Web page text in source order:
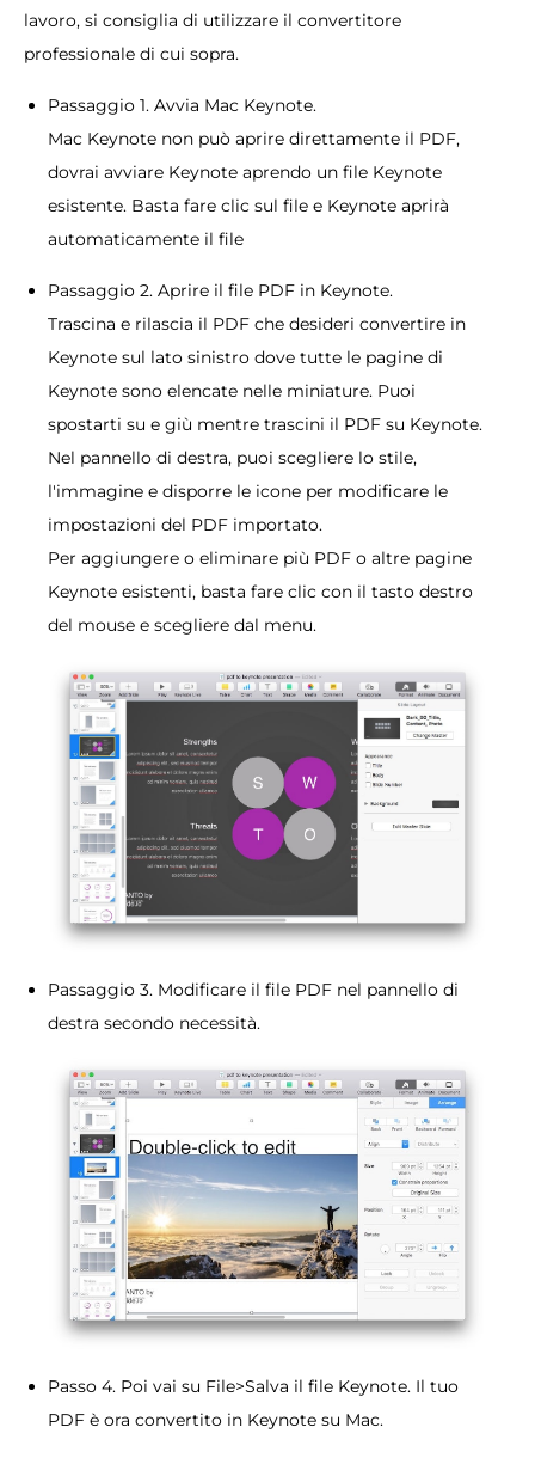
lavoro, si consiglia di utilizzare il convertitore
professionale di cui sopra.
Passaggio 1. Avvia Mac Keynote.
Mac Keynote non può aprire direttamente il PDF,
dovrai avviare Keynote aprendo un file Keynote
esistente. Basta fare clic sul file e Keynote aprirà
automaticamente il file
Passaggio 2. Aprire il file PDF in Keynote.
Trascina e rilascia il PDF che desideri convertire in
Keynote sul lato sinistro dove tutte le pagine di
Keynote sono elencate nelle miniature. Puoi
spostarti su e giù mentre trascini il PDF su Keynote.
Nel pannello di destra, puoi scegliere lo stile,
l'immagine e disporre le icone per modificare le
impostazioni del PDF importato.
Per aggiungere o eliminare più PDF o altre pagine
Keynote esistenti, basta fare clic con il tasto destro
del mouse e scegliere dal menu.
Passaggio 3. Modificare il file PDF nel pannello di
destra secondo necessità.
Passo 4. Poi vai su File>Salva il file Keynote. Il tuo
PDF è ora convertito in Keynote su Mac.